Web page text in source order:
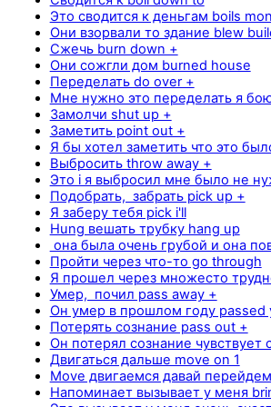
Это сводится к деньгам boils
Они взорвали то здание blew
Сжечь burn down +
Они сожгли дом burned house
Переделать do over +
Мне нужно это переделать я
Замолчи shut up +
Заметить point out +
Я бы хотел заметить что это
Выбросить throw away +
Это i я выбросил мне было не
Подобрать, забрать pick up +
Я заберу тебя pick i'll
Hung вешать трубку hang up
она была очень грубой и она
Пройти через что-то go through
Я прошел через множесто
Умер, почил pass away +
Он умер в прошлом году passed
Потерять сознание pass out +
Он потерял сознание чувствует
Двигаться дальше move on 1
Move двигаемся давай
Напоминает вызывает у меня